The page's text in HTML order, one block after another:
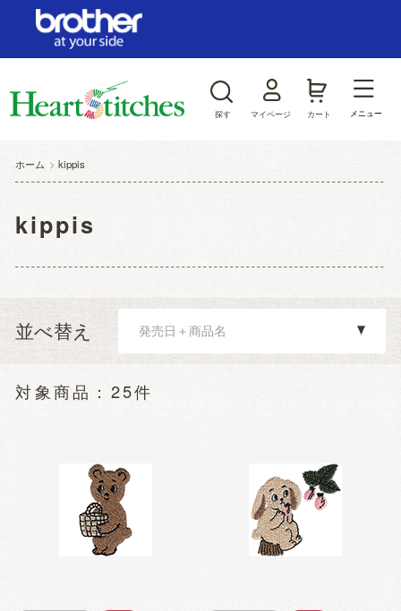
探す マイページ カート メニュー
ホーム >kippis
kippis
並べ替え
25件
ログイン/新規会員登録